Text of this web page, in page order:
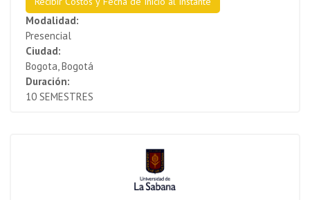
Modalidad:
Presencial
Ciudad:
Bogota, Bogotá
Duración:
10 SEMESTRES